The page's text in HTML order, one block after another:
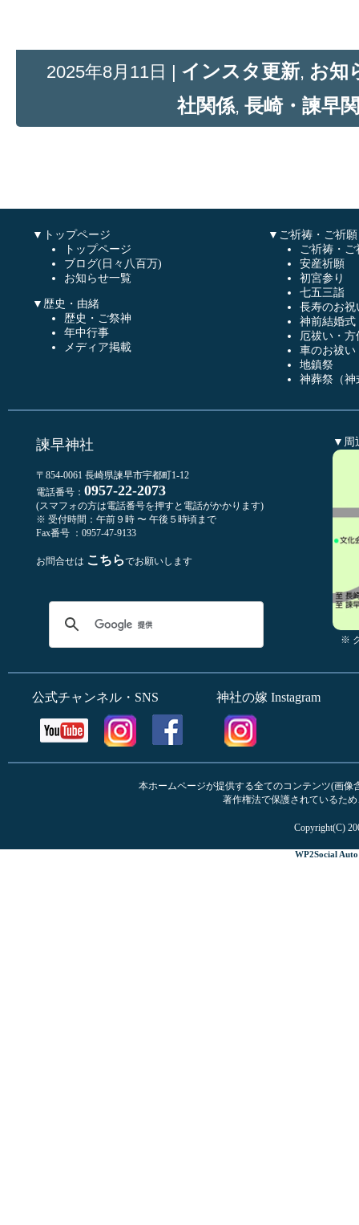
2025年8月11日 | インスタ更新, お知
社関係, 長崎・諫早
▼トップページ
トップページ
ブログ(日々八百万)
お知らせ一覧
▼歴史・由緒
歴史・ご祭神
年中行事
メディア掲載
▼ご祈祷・ご祈願
ご祈祷・
安産祈願
初宮参り
七五三詣
長寿のお祝
神前結婚式
厄祓い・方
車のお祓い
地鎮祭
神葬祭（神
諫早神社
〒854-0061 長崎県諫早市宇都町1-12
電話番号： 0957-22-2073
(スマフォの方は電話番号を押すと電話がかかります)
※ 受付時間：午前９時 〜 午後５時頃まで
Fax番号 ：0957-47-9133
お問合せは こちらでお願いします
▼周
※
公式チャンネル・SNS 神社の嫁 Instagram
本ホームページが提供する全てのコンテンツ(画
著作権法で保護されているた
Copyright(C)
WP2Social